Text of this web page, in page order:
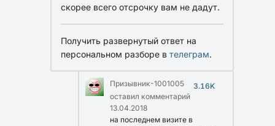
скорее всего отсрочку вам не дадут.
Получить развернутый ответ на
персональном разборе в телеграм.
Призывник-1001005
3.16K
оставил комментарий
13.04.2018
на последнем визите в